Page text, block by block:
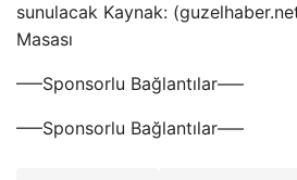
sunulacak Kaynak:
Masası
—–Sponsorlu Bağlantılar—–
—–Sponsorlu Bağlantılar—–